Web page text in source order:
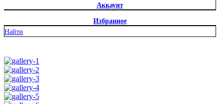
Аккаунт
Избранное
Найти